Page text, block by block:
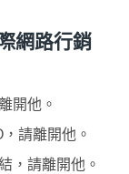
網路行銷
開他。
請離開他。
，請離開他。